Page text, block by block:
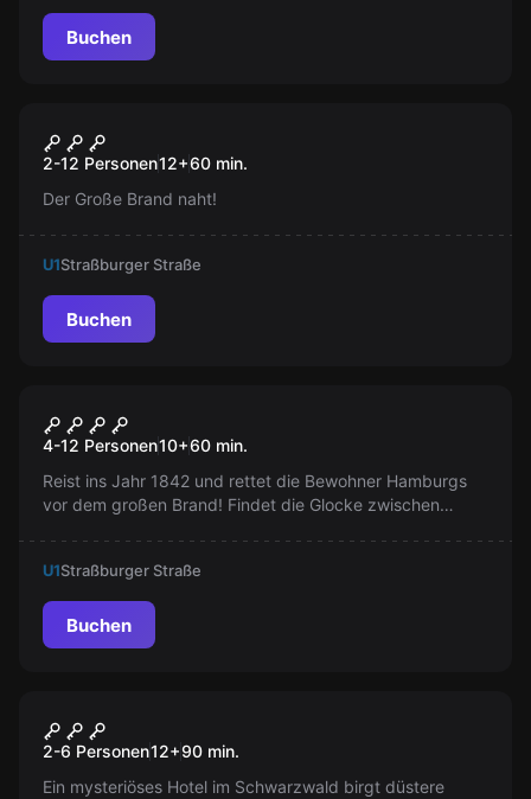
Profis!
Buchen
Neu
Die Legende der
Mitternachtsglocke
2-12 Personen12+60 min.
Der Große Brand naht!
U1Straßburger Straße
Buchen
Die Legende der
Mitternachtsglocke im Battle-
Mode
4-12 Personen10+60 min.
Reist ins Jahr 1842 und rettet die Bewohner Hamburgs
vor dem großen Brand! Findet die Glocke zwischen
U1Straßburger Straße
Buchen
Neu
Adele
2-6 Personen12+90 min.
Ein mysteriöses Hotel im Schwarzwald birgt düstere